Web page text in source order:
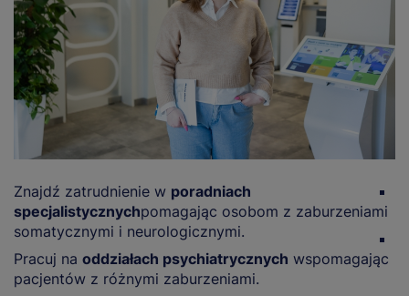
Znajdź zatrudnienie w poradniach
specjalistycznychpomagając osobom z zaburzeniami
somatycznymi i neurologicznymi.
Pracuj na oddziałach psychiatrycznych wspomagając
pacjentów z różnymi zaburzeniami.